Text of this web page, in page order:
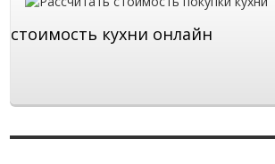
стоимость кухни онлайн